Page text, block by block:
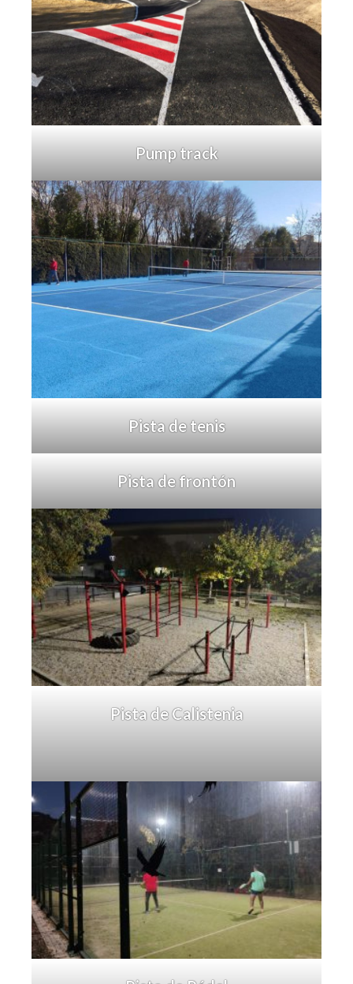
Pump track
Pista de tenis
Pista de frontón
Pista de Calistenia